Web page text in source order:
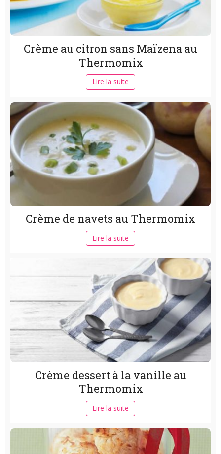
Crème au citron sans Maïzena au
Thermomix
Lire la suite
Crème de navets au Thermomix
Lire la suite
Crème dessert à la vanille au
Thermomix
Lire la suite